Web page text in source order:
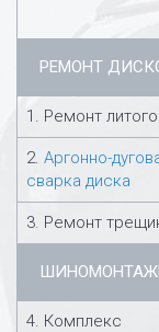
РЕМОНТ
1. Ремонт
2. Аргонно-
сварка диска
3. Ремонт
4. Комплекс